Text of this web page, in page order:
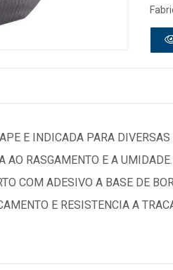
E INDICADA PARA
RASGAMENTO E A
COM ADESIVO A BASE DE
E RESISTENCIA A